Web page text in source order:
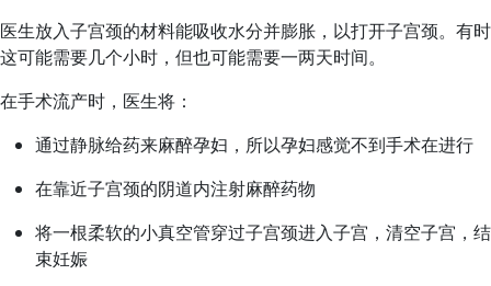
医生放入子宫颈的材料能吸收水分并膨胀，以打开子宫颈。有时
这可能需要几个小时，但也可能需要一两天时间。
在手术流产时，医生将：
通过静脉给药来麻醉孕妇，所以孕妇感觉不到手术在进行
在靠近子宫颈的阴道内注射麻醉药物
将一根柔软的小真空管穿过子宫颈进入子宫，清空子宫，结
束妊娠